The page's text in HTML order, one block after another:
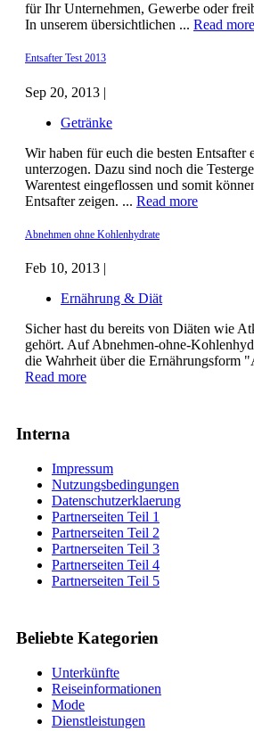
Beliebte Kategorien
Unterkünfte
Reiseinformationen
Mode
Dienstleistungen
für Ihr Unternehmen, Gewerbe oder
In unserem übersichtlichen ... Read more
Entsafter Test 2013
Sep 20, 2013 |
Getränke
Wir haben für euch die besten Entsafter
unterzogen. Dazu sind noch die
Warentest eingeflossen und somit
Entsafter zeigen. ... Read more
Abnehmen ohne Kohlenhydrate
Feb 10, 2013 |
Ernährung & Diät
Sicher hast du bereits von Diäten wie
gehört. Auf Abnehmen-ohne-
die Wahrheit über die Ernährungsform
Read more
Interna
Impressum
Nutzungsbedingungen
Datenschutzerklaerung
Partnerseiten Teil 1
Partnerseiten Teil 2
Partnerseiten Teil 3
Partnerseiten Teil 4
Partnerseiten Teil 5